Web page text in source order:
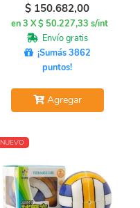
$ 150.682,00
en 3 X $ 50.227,33 s/int
Envío gratis
¡Sumás 3862
puntos!
Agregar
NUEVO